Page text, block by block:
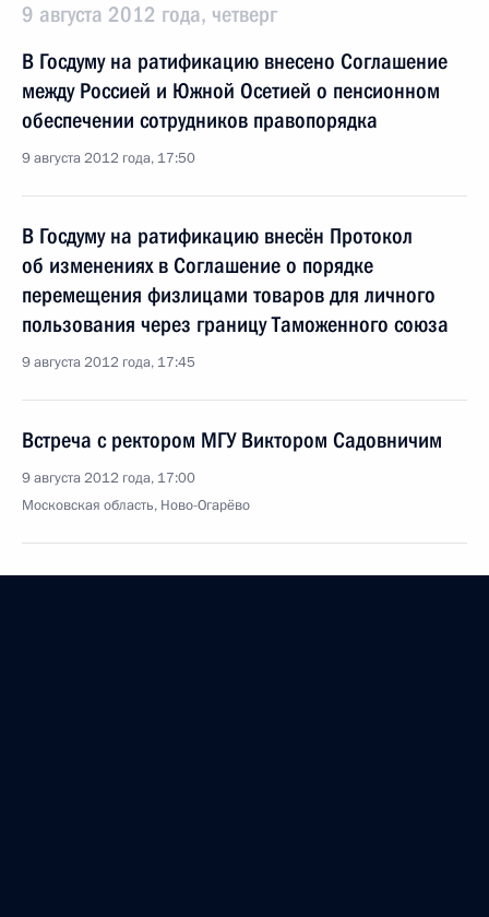
9 августа 2012 года, четверг
В Госдуму на ратификацию внесено Соглашение
между Россией и Южной Осетией о пенсионном
обеспечении сотрудников правопорядка
9 августа 2012 года, 17:50
В Госдуму на ратификацию внесён Протокол
об изменениях в Соглашение о порядке
перемещения физлицами товаров для личного
пользования через границу Таможенного союза
9 августа 2012 года, 17:45
Встреча с ректором МГУ Виктором Садовничим
9 августа 2012 года, 17:00
Московская область, Ново-Огарёво
Встреча с губернатором Костромской области